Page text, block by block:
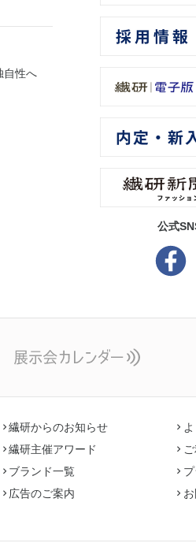
自性へ
公式
繊研からのお知らせ
繊研主催アワード
ブランド一覧
広告のご案内